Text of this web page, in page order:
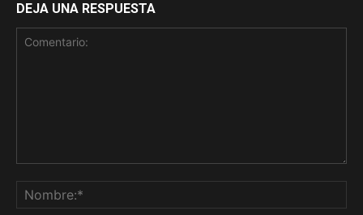
DEJA UNA RESPUESTA